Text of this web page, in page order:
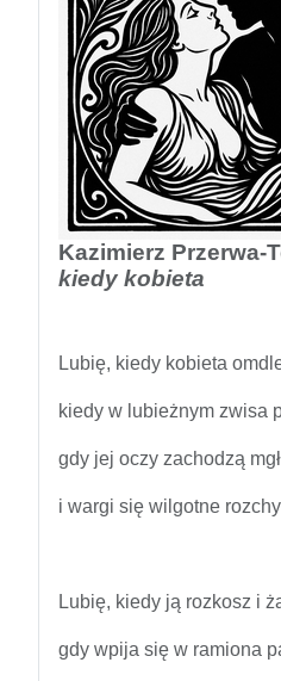
Kazimierz Przerwa-
kiedy kobieta
Lubię, kiedy kobieta
kiedy w lubieżnym zwisa
gdy jej oczy zachodzą
i wargi się wilgotne
Lubię, kiedy ją rozkosz i
gdy wpija się w ramiona